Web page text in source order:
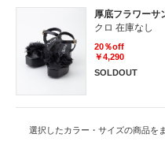
厚底フラワーサ
クロ 在庫なし
20％off
￥4,290
SOLDOUT
選択したカラー・サイズの商品を